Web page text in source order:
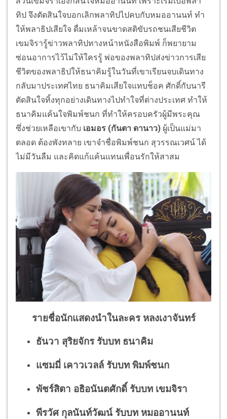
ทิป จึงตัดสินใจบอกเลิกพลาทิปไปคบกับหมออานนท์ ทำ
ให้พลาธิปเสียใจ ดื่มเหล้าจนขาดสติขับรถชนเสียชีวิต
เขมจิรารู้ข่าวพลาทิปทางหน้าหนังสือพิมพ์ ก็พยายาม
ซ่อนอาการไว้ไม่ให้ใครรู้ พ่อของพลาทิปส่งข่าวการเสีย
ชีวิตของพลาธิปให้ธนาคิมรู้ในวันที่เขาเรียนจบเดินทาง
กลับมาประเทศไทย ธนาคิมเสียใจแทบช็อค ศักดิ์กับนารี
ตัดสินใจทิ้งทุกอย่างเดินทางไปทำใจที่ต่างประเทศ ทำให้
ธนาคิมแค้นใจพิมพ์ชนก ที่ทำให้ครอบครัวผู้มีพระคุณ
ซึ่งช่วยเหลือเขากับ เอมอร (กันตา ดานาว) ผู้เป็นแม่มา
ตลอด ต้องพังทลาย เขาจำชื่อพิมพ์ชนก สุวรรณเวศน์ ได้
ไม่มีวันลืม และคิดแก้แค้นแทนเพื่อนรักให้สาสม
รายชื่อนักแสดงนำในละคร หลงเงาจันทร์
ธันวา สุริยจักร รับบท ธนาคิม
แซมมี่ เคาวเวลล์ รับบท พิมพ์ชนก
พัชร์สิตา อธิอนันตศักดิ์ รับบท เขมจิรา
พีรวัศ กุลนันท์วัฒน์ รับบท หมออานนท์